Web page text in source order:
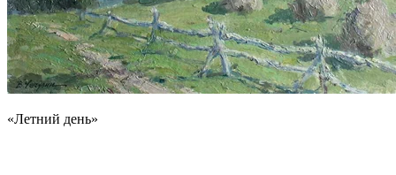
«Летний день»